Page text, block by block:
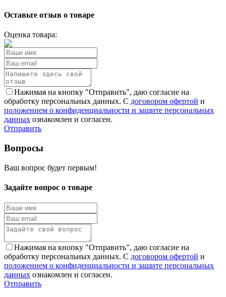
Оставьте отзыв о товаре
Оценка товара:
Нажимая на кнопку "Отправить", даю согласие на
обработку персональных данных. С договором офертой и
положением о конфиденциальности и защите персональных
данных ознакомлен и согласен.
Отправить
Вопросы
Ваш вопрос будет первым!
Задайте вопрос о товаре
Нажимая на кнопку "Отправить", даю согласие на
обработку персональных данных. С договором офертой и
положением о конфиденциальности и защите персональных
данных ознакомлен и согласен.
Отправить